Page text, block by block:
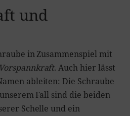
und
in Zusammenspiel mit
Vorspannkraft. Auch hier lässt
ableiten: Die Schraube
Fall sind die beiden
Schelle und ein